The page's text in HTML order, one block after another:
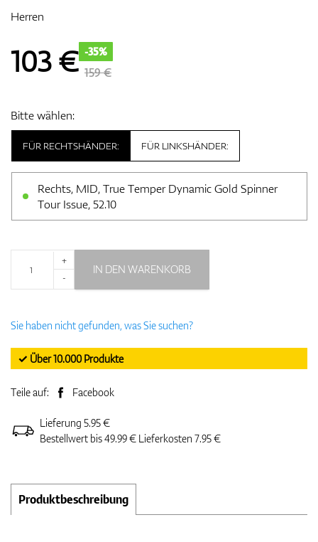
Entfernungsmesser & GPS
Herren
103€ -35%
159 €
Bitte wählen:
FÜR RECHTSHÄNDER:
Rechts, MID, True Temper Dynamic Gold Spinner
Tour Issue, 52.10
FÜR LINKSHÄNDER:
+
-
IN DEN WARENKORB
Sie haben nicht gefunden, was Sie suchen?
✓ Über 10.000 Produkte
Teile auf: Facebook
Lieferung 5.95 €
Bestellwert bis 49.99 € Lieferkosten 7.95 €
Produktbeschreibung